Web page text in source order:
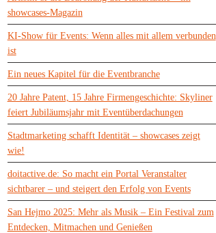
showcases-Magazin
KI-Show für Events: Wenn alles mit allem verbunden
ist
Ein neues Kapitel für die Eventbranche
20 Jahre Patent, 15 Jahre Firmengeschichte: Skyliner
feiert Jubiläumsjahr mit Eventüberdachungen
Stadtmarketing schafft Identität – showcases zeigt
wie!
doitactive.de: So macht ein Portal Veranstalter
sichtbarer – und steigert den Erfolg von Events
San Hejmo 2025: Mehr als Musik – Ein Festival zum
Entdecken, Mitmachen und Genießen